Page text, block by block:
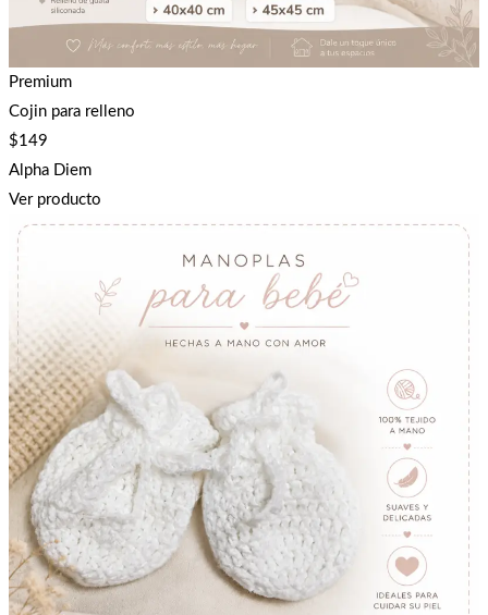
Premium
Cojin para relleno
$149
Alpha Diem
Ver producto